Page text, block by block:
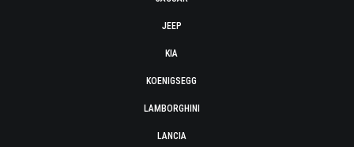
JEEP
KIA
KOENIGSEGG
LAMBORGHINI
LANCIA